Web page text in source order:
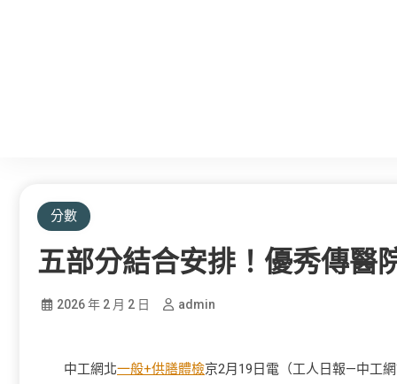
分數
五部分結合安排！優秀傳醫
2026 年 2 月 2 日 admin
中工網北一般+供膳體檢京2月19日電（工人日報—中工